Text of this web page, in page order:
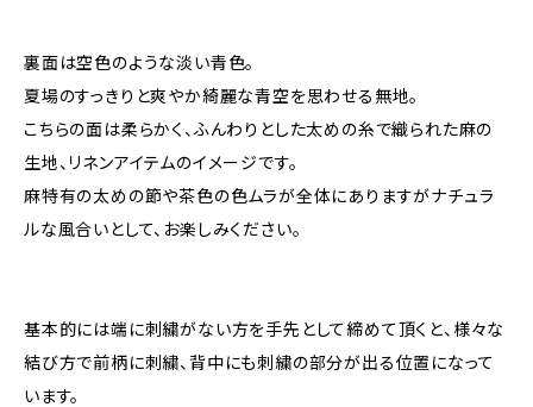
裏面は空色のような淡い青色。
夏場のすっきりと爽やか綺麗な青空を思わせる無地。
こちらの面は柔らかく、ふんわりとした太めの糸で織られた麻の
生地、リネンアイテムのイメージです。
麻特有の太めの節や茶色の色ムラが全体にありますがナチュラ
ルな風合いとして、お楽しみください。
基本的には端に刺繍がない方を手先として締めて頂くと、様々な
結び方で前柄に刺繍、背中にも刺繍の部分が出る位置になって
います。